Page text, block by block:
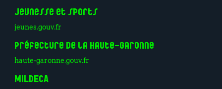
Jeunesse et sports
jeunes.gouv.fr
Préfecture de la Haute-Garonne
haute-garonne.gouv.fr
MILDECA